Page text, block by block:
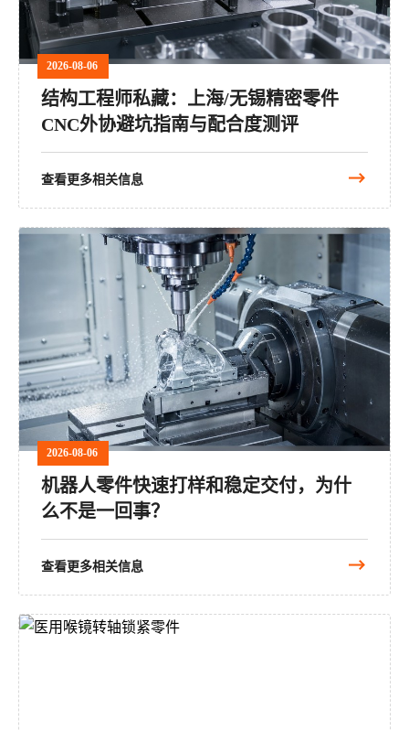
2026-08-06
结构工程师私藏：上海/无锡精密零件
CNC外协避坑指南与配合度测评
查看更多相关信息
2026-08-06
机器人零件快速打样和稳定交付，为什
么不是一回事？
查看更多相关信息